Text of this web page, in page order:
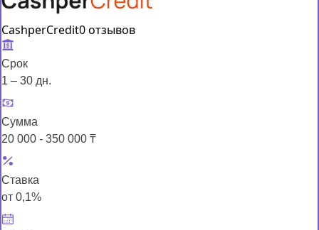
CashperCredit0 отзывов
Срок
1 – 30 дн.
Сумма
20 000 - 350 000 ₸
Ставка
от 0,1%